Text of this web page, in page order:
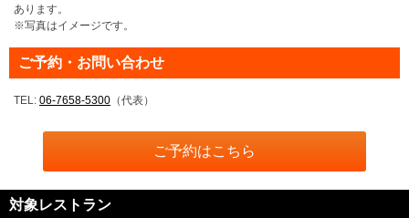
あります。
※写真はイメージです。
ご予約・お問い合わせ
TEL: 06-7658-5300 （代表）
ご予約はこちら
対象レストラン